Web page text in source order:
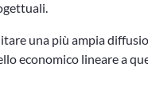
una più ampia
economico lineare a